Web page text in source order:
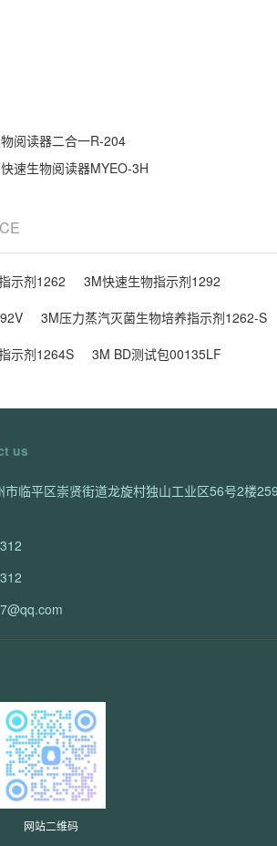
阅读器二合一R-204
速生物阅读器MYEO-3H
示剂1262
3M快速生物指示剂1292
3M压力蒸汽灭菌生物培养指示剂1262-S
示剂1264S
3M BD测试包00135LF
us
市临平区崇贤街道龙旋村独山工业区56号2楼
网站二维码